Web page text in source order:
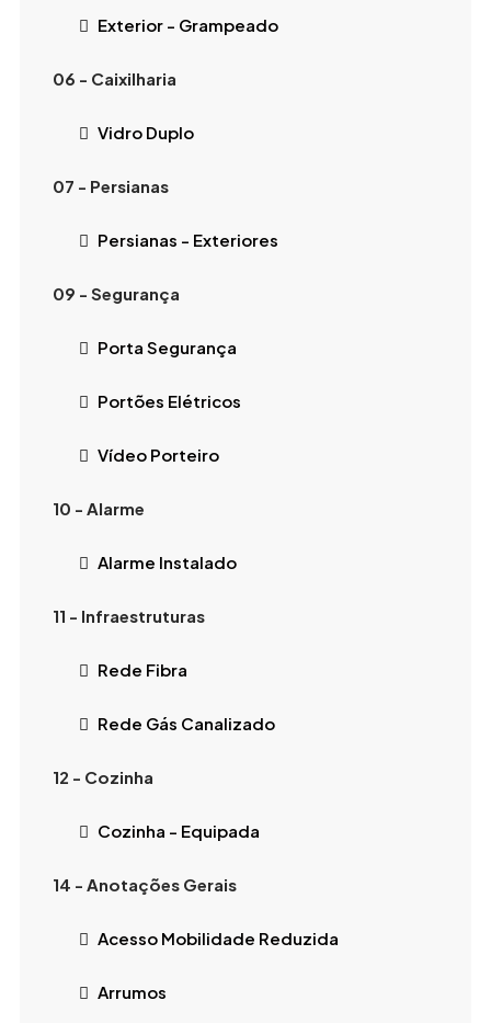
Exterior - Grampeado
06 - Caixilharia
Vidro Duplo
07 - Persianas
Persianas - Exteriores
09 - Segurança
Porta Segurança
Portões Elétricos
Vídeo Porteiro
10 - Alarme
Alarme Instalado
11 - Infraestruturas
Rede Fibra
Rede Gás Canalizado
12 - Cozinha
Cozinha - Equipada
14 - Anotações Gerais
Acesso Mobilidade Reduzida
Arrumos